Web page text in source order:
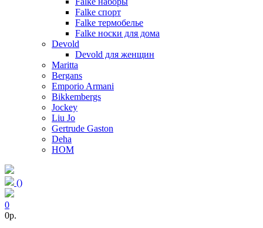
Falke спорт
Falke термобелье
Falke носки для дома
Devold
Devold для женщин
Maritta
Bergans
Emporio Armani
Bikkembergs
Jockey
Liu Jo
Gertrude Gaston
Deha
HOM
()
0
0p.